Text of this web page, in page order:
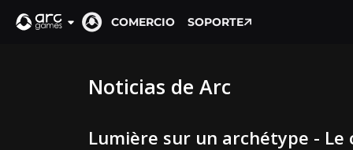
COMERCIO SOPORTE
Noticias de Arc
Lumière sur un archétype - Le